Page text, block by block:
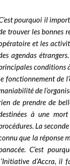
pourquoi il
trouver les bonnes
et les
agendas
conditions
fonctionnement de
de
de prendre de
à une
La
que la réponse
C’est
d’Accra, il